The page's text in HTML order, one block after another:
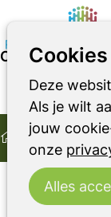
Deze
Als je wilt
jouw
onze
Alles
Home
Ontmoeting
Over Wet
do
12
nov
2026